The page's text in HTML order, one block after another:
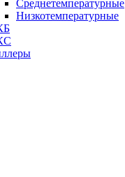
Среднетемпературные
Низкотемпературные